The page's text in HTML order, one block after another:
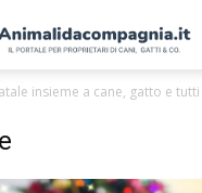
insieme a cane, gatto e